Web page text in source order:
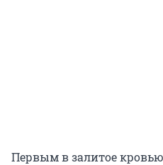
Первым в залитое